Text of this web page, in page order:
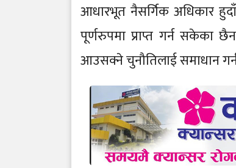
आधारभूत नैसर्गिक अधिकार
पूर्णरुपमा प्राप्त गर्न सकेका
आउसक्ने चुनौतिलाई समाधान